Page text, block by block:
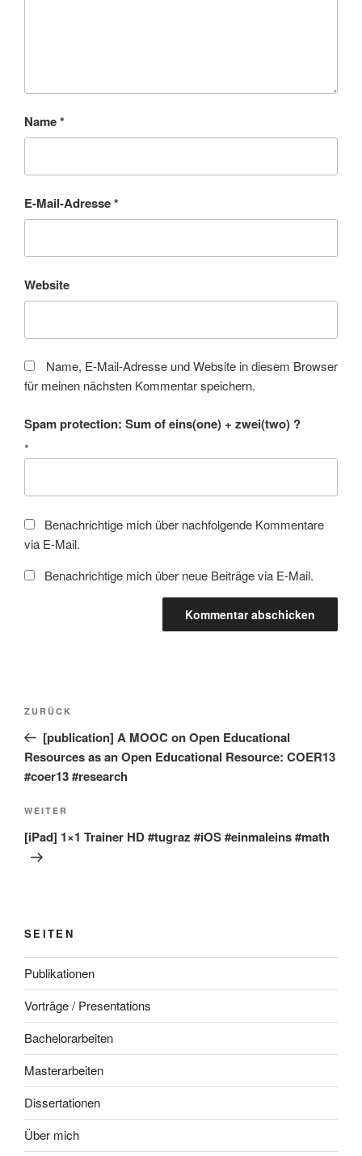
Name*
E-Mail-Adresse*
Website
Name, E-Mail-Adresse und Website in diesem Browser
für meinen nächsten Kommentar speichern.
Spam protection: Sum of eins(one) + zwei(two) ?
*
Benachrichtige mich über nachfolgende Kommentare
via E-Mail.
Benachrichtige mich über neue Beiträge via E-Mail.
Beitragsnavigation
Vorheriger
Beitrag
ZURÜCK
[publication] A MOOC on Open Educational
Resources as an Open Educational Resource: COER13
#coer13 #research
Nächster
Beitrag
WEITER
[iPad] 1×1 Trainer HD #tugraz #iOS #einmaleins #math
SEITEN
Publikationen
Vorträge / Presentations
Bachelorarbeiten
Masterarbeiten
Dissertationen
Über mich